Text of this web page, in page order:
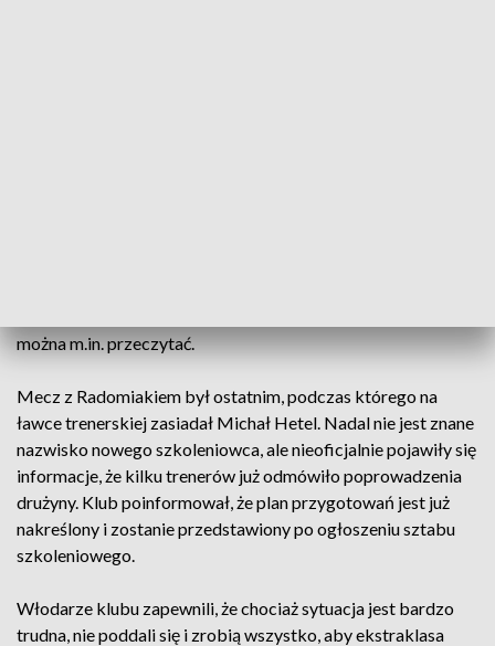
można m.in. przeczytać.
Mecz z Radomiakiem był ostatnim, podczas którego na
ławce trenerskiej zasiadał Michał Hetel. Nadal nie jest znane
nazwisko nowego szkoleniowca, ale nieoficjalnie pojawiły się
informacje, że kilku trenerów już odmówiło poprowadzenia
drużyny. Klub poinformował, że plan przygotowań jest już
nakreślony i zostanie przedstawiony po ogłoszeniu sztabu
szkoleniowego.
Włodarze klubu zapewnili, że chociaż sytuacja jest bardzo
trudna, nie poddali się i zrobią wszystko, aby ekstraklasa